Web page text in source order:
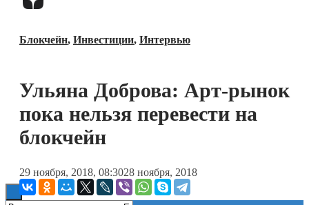
Блокчейн
ESG
Блокчейн, Инвестиции, Интервью
Ульяна Доброва: Арт-рынок
пока нельзя перевести на
блокчейн
29 ноября, 2018, 08:3028 ноября, 2018